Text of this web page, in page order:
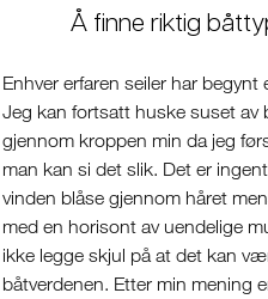
Å finne riktig
Enhver erfaren seiler har
Jeg kan fortsatt huske suset av
gjennom kroppen min da jeg
man kan si det slik. Det er
vinden blåse gjennom håret
med en horisont av uendelige
ikke legge skjul på at det kan
båtverdenen. Etter min mening